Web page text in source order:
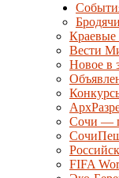
Краевые
Вести
Новое в
Сочи —
FIFA